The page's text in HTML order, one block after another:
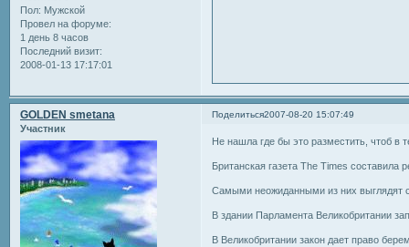
Пол: Мужской
Провел на форуме:
1 день 8 часов
Последний визит:
2008-01-13 17:17:01
Поделиться2007-08-20 15:07:49
GOLDEN smetana
Участник
Не нашла где бы это разместить, чтоб в
Британская газета The Times составила
Самыми неожиданными из них выглядят
В здании Парламента Великобритании
В Великобритании закон дает право